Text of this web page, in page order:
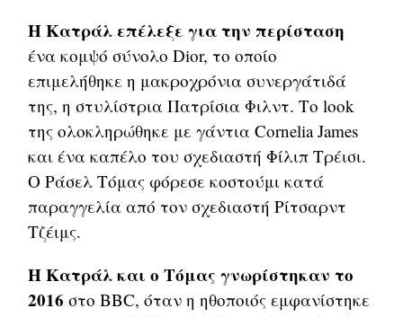
Η Κατράλ επέλεξε για την περίσταση
ένα κομψό σύνολο Dior, το οποίο
επιμελήθηκε η μακροχρόνια συνεργάτιδά
της, η στυλίστρια Πατρίσια Φιλντ. Το look
της ολοκληρώθηκε με γάντια Cornelia James
και ένα καπέλο του σχεδιαστή Φίλιπ Τρέισι.
Ο Ράσελ Τόμας φόρεσε κοστούμι κατά
παραγγελία από τον σχεδιαστή Ρίτσαρντ
Τζέιμς.
Η Κατράλ και ο Τόμας γνωρίστηκαν το
2016 στο BBC, όταν η ηθοποιός εμφανίστηκε